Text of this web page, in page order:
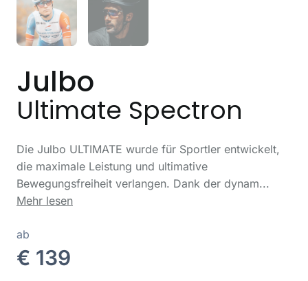
Julbo
Ultimate Spectron
Die Julbo ULTIMATE wurde für Sportler entwickelt,
die maximale Leistung und ultimative
Bewegungsfreiheit verlangen. Dank der dynam...
Mehr lesen
ab
€ 139